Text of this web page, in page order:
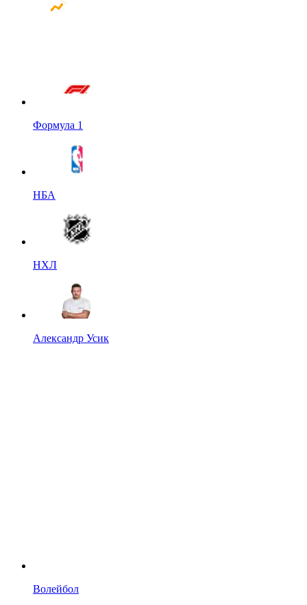
Формула 1
НБА
НХЛ
Александр Усик
Волейбол